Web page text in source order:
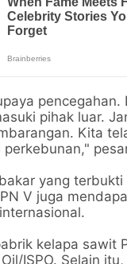
pihak luar.
Kita
yang
V juga
kelapa sawit
ISPO. Selain